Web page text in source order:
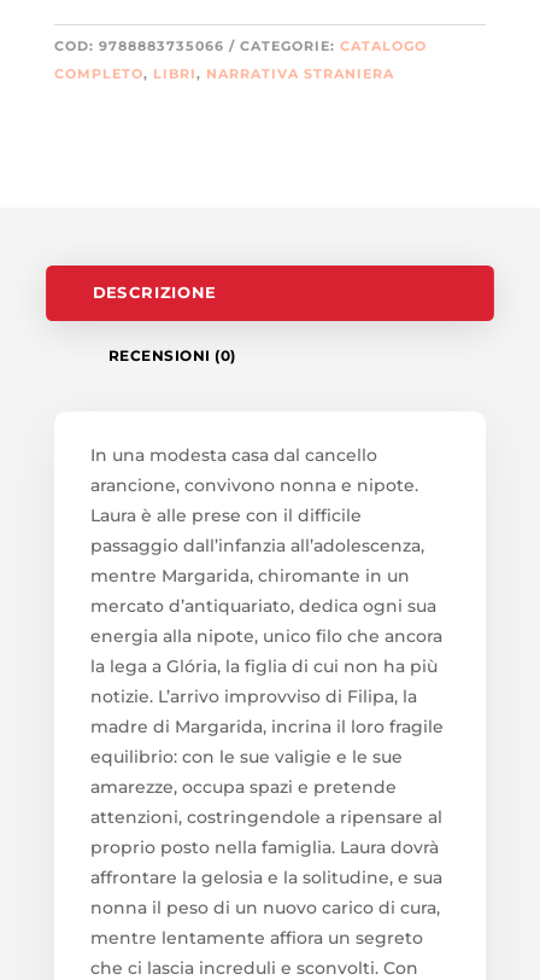
(UNA)
QUANTITÀ
COD: 9788883735066 CATEGORIE: CATALOGO
COMPLETO, LIBRI, NARRATIVA STRANIERA
DESCRIZIONE
RECENSIONI (0)
In una modesta casa dal cancello
arancione, convivono nonna e nipote.
Laura è alle prese con il difficile
passaggio dall’infanzia all’adolescenza,
mentre Margarida, chiromante in un
mercato d’antiquariato, dedica ogni sua
energia alla nipote, unico filo che ancora
la lega a Glória, la figlia di cui non ha più
notizie. L’arrivo improvviso di Filipa, la
madre di Margarida, incrina il loro fragile
equilibrio: con le sue valigie e le sue
amarezze, occupa spazi e pretende
attenzioni, costringendole a ripensare al
proprio posto nella famiglia. Laura dovrà
affrontare la gelosia e la solitudine, e sua
nonna il peso di un nuovo carico di cura,
mentre lentamente affiora un segreto
che ci lascia increduli e sconvolti. Con